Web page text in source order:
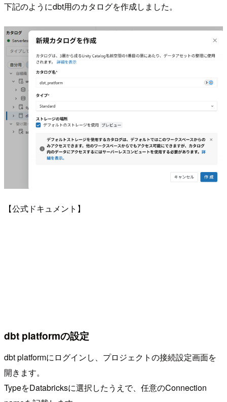
下記のようにdbt用のカタログを作成しました。
【公式ドキュメント】
dbt platformの設定
dbt platformにログインし、プロジェクトの接続設定画面を
開きます。
TypeをDatabricksに選択したうえで、任意のConnection